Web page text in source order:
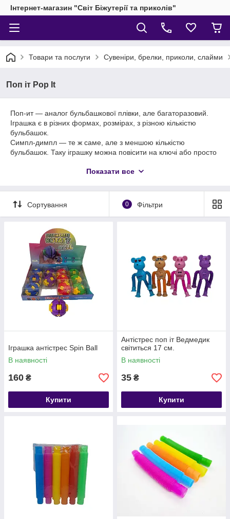
Інтернет-магазин "Світ Біжутерії та приколів"
Товари та послуги Сувеніри, брелки, приколи, слайми
Поп іт Pop It
Поп-ит — аналог бульбашкової плівки, але багаторазовий.
Іграшка є в різних формах, розмірах, з різною кількістю
бульбашок.
Симпл-димпл — те ж саме, але з меншою кількістю
бульбашок. Таку іграшку можна повісити на ключі або просто
Показати все
Сортування 0 Фільтри
Іграшка антістрес Spin Ball
В наявності
160 ₴
Купити
Антістрес поп іт Ведмедик
світиться 17 см.
В наявності
35 ₴
Купити